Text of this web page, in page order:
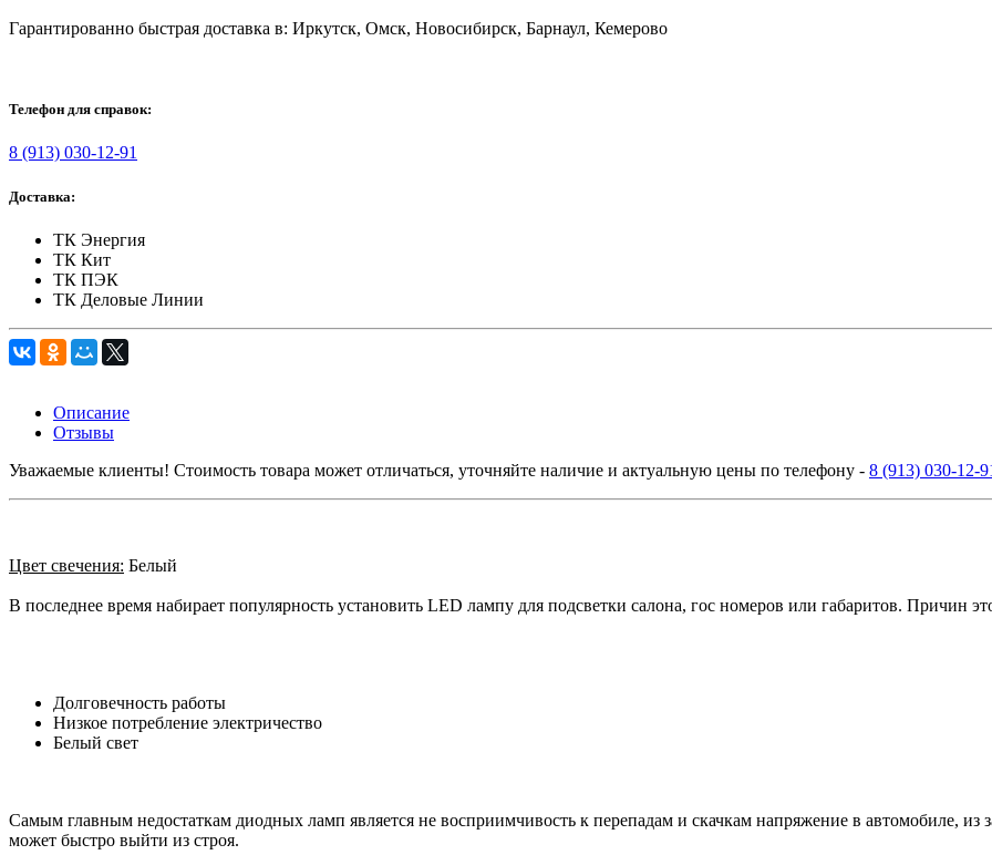
Гарантированно быстрая доставка в: Иркутск, Омск, Новосибирск, Барнаул, Кемерово
Телефон для справок:
8 (913) 030-12-91
Доставка:
ТК Энергия
ТК Кит
ТК ПЭК
ТК Деловые Линии
Описание
Отзывы
Уважаемые клиенты! Стоимость товара может отличаться, уточняйте наличие и актуальную цены по телефону - 8 (913) 030-12-
Цвет свечения: Белый
В последнее время набирает популярность установить LED лампу для подсветки салона, гос номеров или габаритов. Причин
Долговечность работы
Низкое потребление электричество
Белый свет
Самым главным недостаткам диодных ламп является не восприимчивость к перепадам и скачкам напряжение в автомобиле,
может быстро выйти из строя.